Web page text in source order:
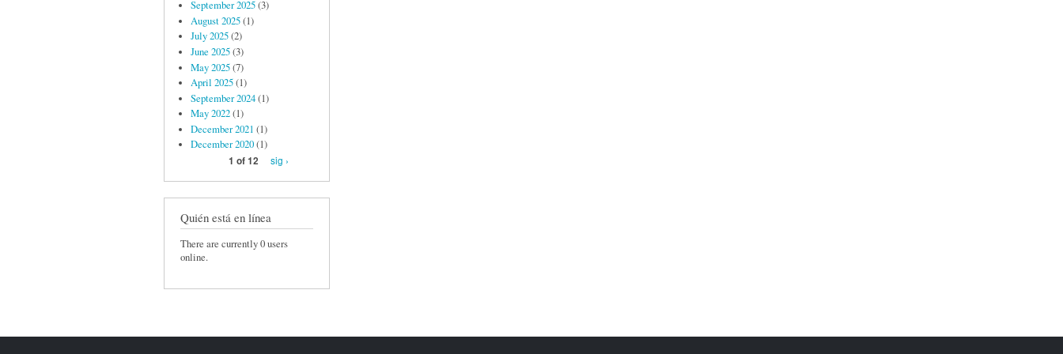
September 2025(3)
August 2025(1)
July 2025(2)
June 2025(3)
May 2025(7)
April 2025(1)
September 2024(1)
May 2022(1)
December 2021 (1)
December 2020(1)
1 of 12
sig ›
Quién está en línea
There are currently 0 users
online.